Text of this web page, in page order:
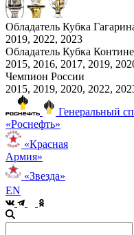
Обладатель Кубка
2019, 2022, 2023
Обладатель Кубка
2015, 2016, 2017, 2019,
Чемпион России
2015, 2019, 2020, 2022,
Генеральный
«Роснефть»
«Красная
Армия»
«Звезда»
EN